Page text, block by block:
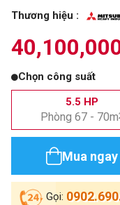
Thương hiệu :
Chọn công suất
5.5 HP
Phòng 67 - 70m
Mua ngay
Gọi: